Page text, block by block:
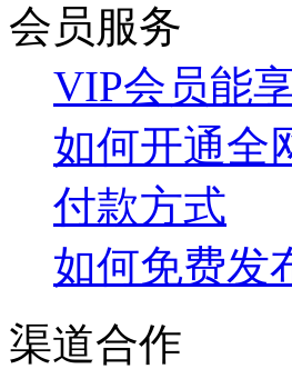
会员服务
VIP会员能
如何开通全
付款方式
如何免费发
渠道合作